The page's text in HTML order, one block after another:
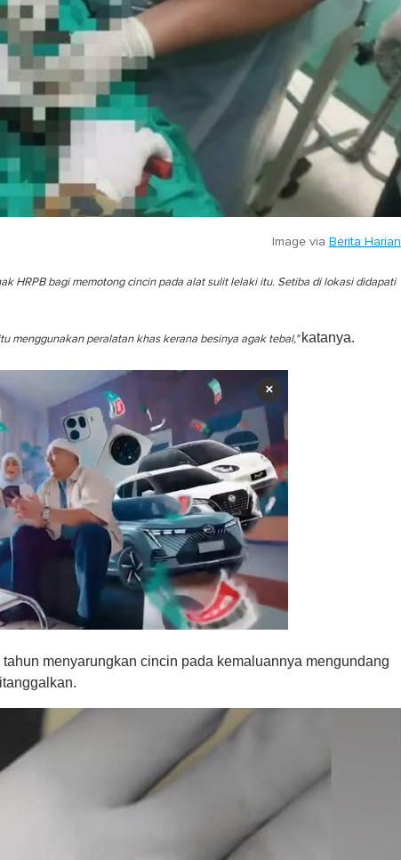
Image via Berita Harian
HRPB bagi memotong cincin pada alat sulit lelaki itu. Setiba di lokasi didapati
menggunakan peralatan khas kerana besinya agak tebal," katanya.
×
menyarungkan cincin pada kemaluannya mengundang